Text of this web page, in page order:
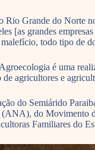
Rio Grande do Norte
[as grandes
todo tipo de
é uma
de agricultores e
do Semiárido
do Movimento
Familiares do